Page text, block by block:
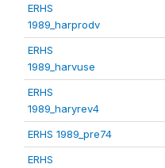
ERHS
1989_harprodv
ERHS
1989_harvuse
ERHS
1989_haryrev4
ERHS 1989_pre74
ERHS